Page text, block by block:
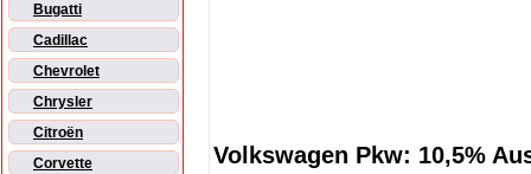
Bugatti
Cadillac
Chevrolet
Chrysler
Citroën
Corvette
Volkswagen Pkw: 10,5%